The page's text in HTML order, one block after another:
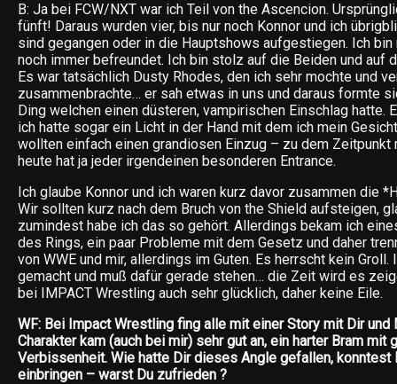
B: Ja bei FCW/NXT war ich Teil von the Ascencion.
fünft! Daraus wurden vier, bis nur noch Konnor und ich
sind gegangen oder in die Hauptshows aufgestiegen. Ich bin
noch immer befreundet. Ich bin stolz auf die Beiden und auf
Es war tatsächlich Dusty Rhodes, den ich sehr mochte und
zusammenbrachte… er sah etwas in uns und daraus formte
Ding welchen einen düsteren, vampirischen Einschlag hatte.
ich hatte sogar ein Licht in der Hand mit dem ich mein
wollten einfach einen grandiosen Einzug – zu dem Zeitpunkt
heute hat ja jeder irgendeinen besonderen Entrance.
Ich glaube Konnor und ich waren kurz davor zusammen die
Wir sollten kurz nach dem Bruch von the Shield aufsteigen,
zumindest habe ich das so gehört. Allerdings bekam ich
des Rings, ein paar Probleme mit dem Gesetz und daher
von WWE und mir, allerdings im Guten. Es herrscht kein Groll.
gemacht und muß dafür gerade stehen… die Zeit wird es
bei IMPACT Wrestling auch sehr glücklich, daher keine Eile.
WF: Bei Impact Wrestling fing alle mit einer Story mit Dir und
Charakter kam (auch bei mir) sehr gut an, ein harter Bram mit
Verbissenheit. Wie hatte Dir dieses Angle gefallen, konntest
einbringen – warst Du zufrieden ?